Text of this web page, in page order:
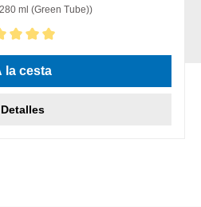
ml (Green Tube))
de 5 estrellas
la cesta
Detalles